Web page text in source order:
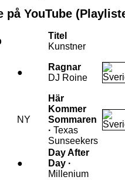
på YouTube
Titel
Kunstner
●
Ragnar
DJ Roine
NY
Här
Kommer
Sommaren
· Texas
Sunseekers
●
Day After
Day ·
Millenium